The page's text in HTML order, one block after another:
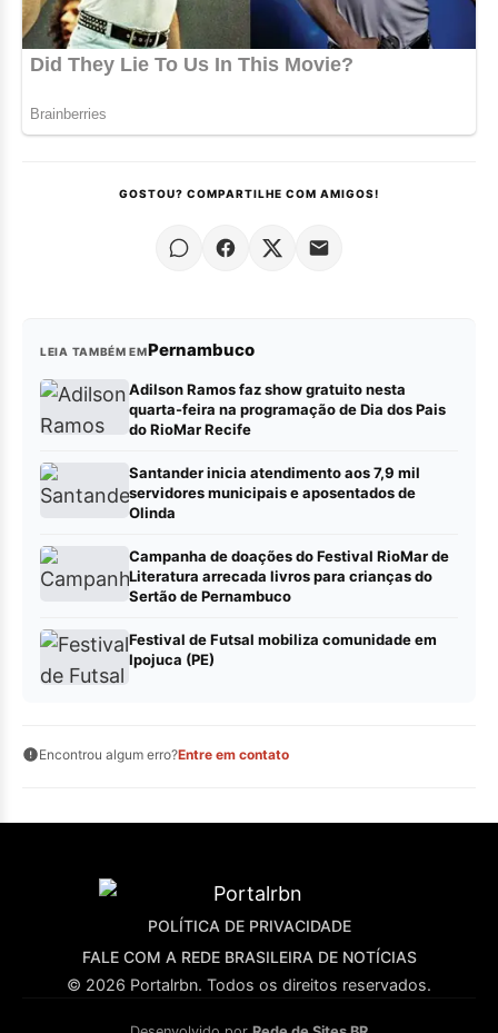
GOSTOU? COMPARTILHE COM AMIGOS!
LEIA TAMBÉM EMPernambuco
Adilson Ramos faz show gratuito nesta
quarta-feira na programação de Dia dos Pais
do RioMar Recife
Santander inicia atendimento aos 7,9 mil
servidores municipais e aposentados de
Olinda
Campanha de doações do Festival RioMar de
Literatura arrecada livros para crianças do
Sertão de Pernambuco
Festival de Futsal mobiliza comunidade em
Ipojuca (PE)
Encontrou algum erro?Entre em contato
POLÍTICA DE PRIVACIDADE
FALE COM A REDE BRASILEIRA DE NOTÍCIAS
© 2026 Portalrbn. Todos os direitos reservados.